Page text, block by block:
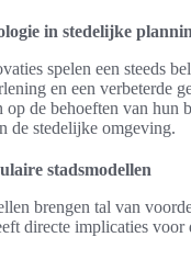
in stedelijke
spelen een steeds
en een verbeterde
op de behoeften van
de stedelijke omgeving.
stadsmodellen
brengen tal van
directe implicaties